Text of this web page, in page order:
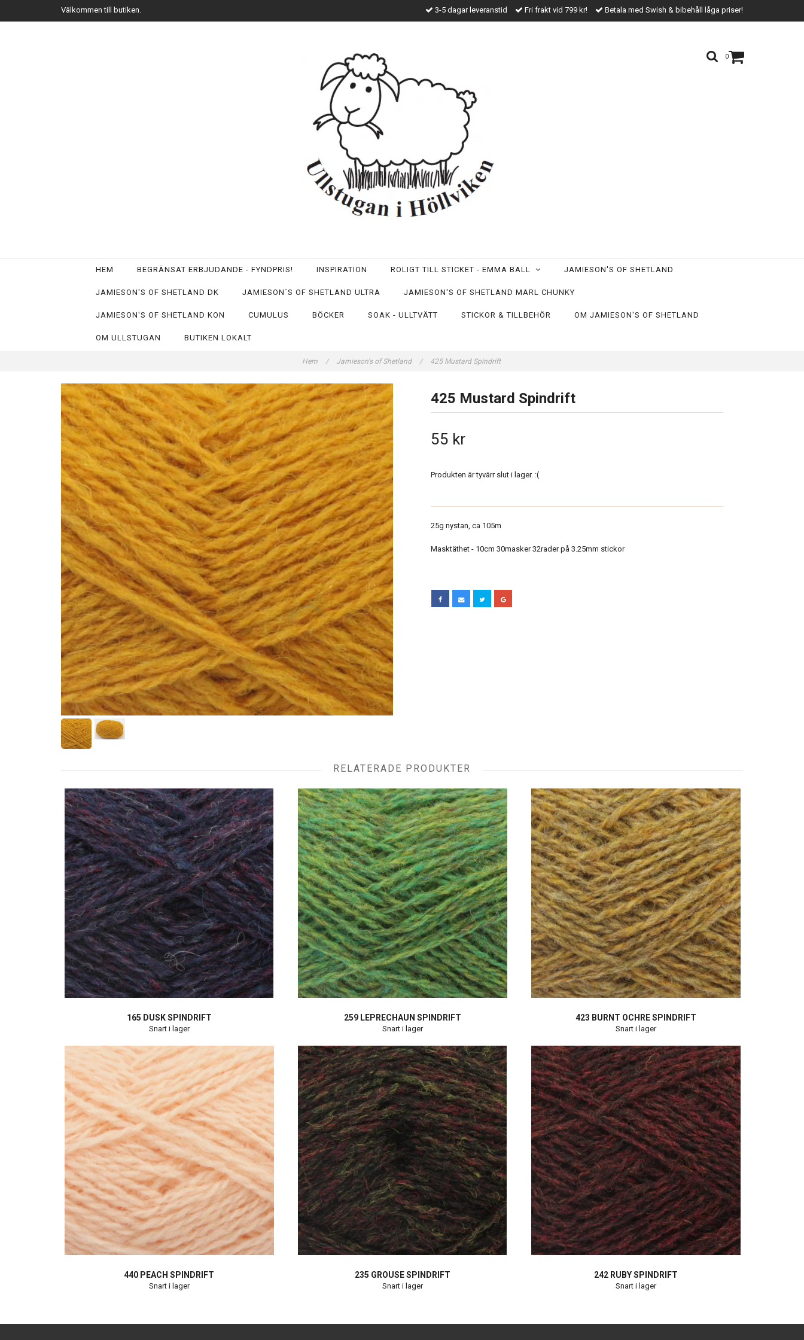
Välkommen till butiken. 3-5 dagar leveranstid Fri frakt vid 799 kr! Betala med Swish & bibehåll låga priser!
0
HEM BEGRÄNSAT ERBJUDANDE - FYNDPRIS! INSPIRATION ROLIGT TILL STICKET - EMMA BALL JAMIESON'S OF SHETLAND
JAMIESON'S OF SHETLAND DK JAMIESON´S OF SHETLAND ULTRA JAMIESON'S OF SHETLAND MARL CHUNKY
JAMIESON'S OF SHETLAND KON CUMULUS BÖCKER SOAK - ULLTVÄTT STICKOR & TILLBEHÖR OM JAMIESON'S OF SHETLAND
OM ULLSTUGAN BUTIKEN LOKALT
Hem / Jamieson's of Shetland / 425 Mustard Spindrift
425 Mustard Spindrift
55 kr
Produkten är tyvärr slut i lager. :(
25g nystan, ca 105m
Masktäthet - 10cm 30masker 32rader på 3.25mm stickor
RELATERADE PRODUKTER
165 DUSK SPINDRIFT
Snart i lager
259 LEPRECHAUN SPINDRIFT
Snart i lager
423 BURNT OCHRE SPINDRIFT
Snart i lager
440 PEACH SPINDRIFT
Snart i lager
235 GROUSE SPINDRIFT
Snart i lager
242 RUBY SPINDRIFT
Snart i lager